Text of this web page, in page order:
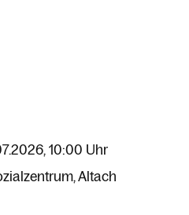
10:00 Uhr
Altach